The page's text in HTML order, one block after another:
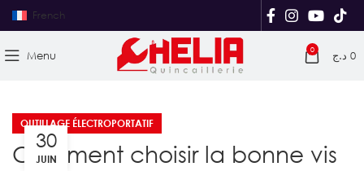
French
Menu 0 0 د.ج
OUTILLAGE ÉLECTROPORTATIF
Comment choisir la bonne vis
30
JUIN